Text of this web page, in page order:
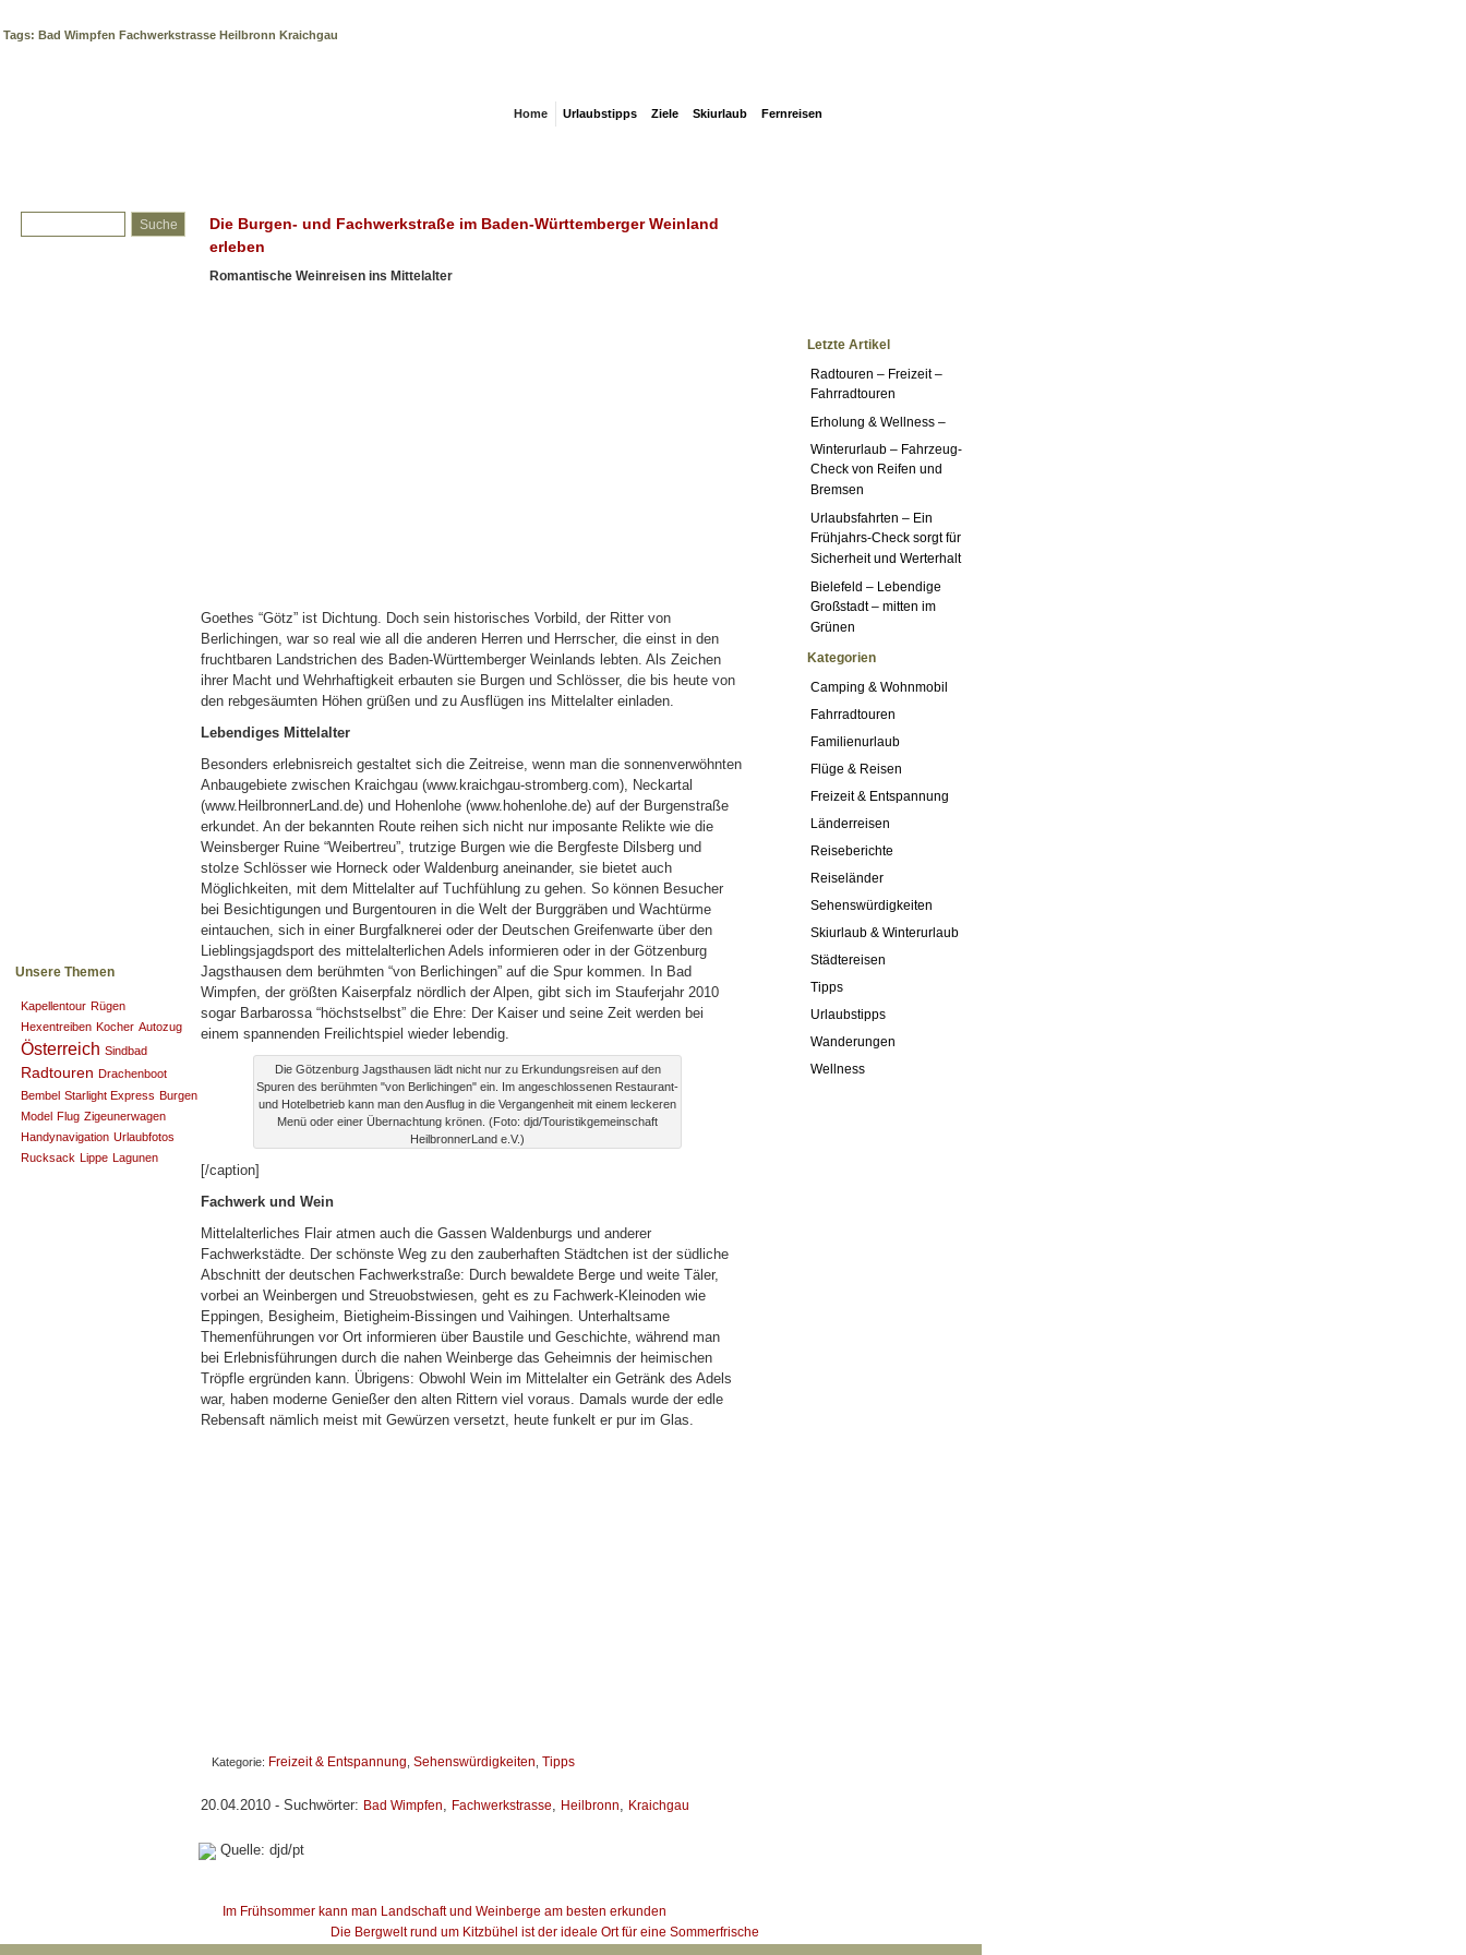
Tags: Bad Wimpfen Fachwerkstrasse Heilbronn Kraichgau
Home Urlaubstipps Ziele Skiurlaub Fernreisen
Unsere Themen
Kapellentour Rügen
Hexentreiben Kocher Autozug
Österreich Sindbad
Radtouren Drachenboot
Bembel Starlight Express Burgen
Model Flug Zigeunerwagen
Handynavigation Urlaubfotos
Rucksack Lippe Lagunen
Letzte Artikel
Radtouren – Freizeit –
Fahrradtouren
Erholung & Wellness –
Winterurlaub – Fahrzeug-
Check von Reifen und
Bremsen
Urlaubsfahrten – Ein
Frühjahrs-Check sorgt für
Sicherheit und Werterhalt
Bielefeld – Lebendige
Großstadt – mitten im
Grünen
Kategorien
Camping & Wohnmobil
Fahrradtouren
Familienurlaub
Flüge & Reisen
Freizeit & Entspannung
Länderreisen
Reiseberichte
Reiseländer
Sehenswürdigkeiten
Skiurlaub & Winterurlaub
Städtereisen
Tipps
Urlaubstipps
Wanderungen
Wellness
Die Burgen- und Fachwerkstraße im Baden-Württemberger Weinland
erleben
Romantische Weinreisen ins Mittelalter
Goethes “Götz” ist Dichtung. Doch sein historisches Vorbild, der Ritter von
Berlichingen, war so real wie all die anderen Herren und Herrscher, die einst in den
fruchtbaren Landstrichen des Baden-Württemberger Weinlands lebten. Als Zeichen
ihrer Macht und Wehrhaftigkeit erbauten sie Burgen und Schlösser, die bis heute von
den rebgesäumten Höhen grüßen und zu Ausflügen ins Mittelalter einladen.
Lebendiges Mittelalter
Besonders erlebnisreich gestaltet sich die Zeitreise, wenn man die sonnenverwöhnten
Anbaugebiete zwischen Kraichgau (www.kraichgau-stromberg.com), Neckartal
(www.HeilbronnerLand.de) und Hohenlohe (www.hohenlohe.de) auf der Burgenstraße
erkundet. An der bekannten Route reihen sich nicht nur imposante Relikte wie die
Weinsberger Ruine “Weibertreu”, trutzige Burgen wie die Bergfeste Dilsberg und
stolze Schlösser wie Horneck oder Waldenburg aneinander, sie bietet auch
Möglichkeiten, mit dem Mittelalter auf Tuchfühlung zu gehen. So können Besucher
bei Besichtigungen und Burgentouren in die Welt der Burggräben und Wachtürme
eintauchen, sich in einer Burgfalknerei oder der Deutschen Greifenwarte über den
Lieblingsjagdsport des mittelalterlichen Adels informieren oder in der Götzenburg
Jagsthausen dem berühmten “von Berlichingen” auf die Spur kommen. In Bad
Wimpfen, der größten Kaiserpfalz nördlich der Alpen, gibt sich im Stauferjahr 2010
sogar Barbarossa “höchstselbst” die Ehre: Der Kaiser und seine Zeit werden bei
einem spannenden Freilichtspiel wieder lebendig.
Die Götzenburg Jagsthausen lädt nicht nur zu Erkundungsreisen auf den
Spuren des berühmten "von Berlichingen" ein. Im angeschlossenen Restaurant-
und Hotelbetrieb kann man den Ausflug in die Vergangenheit mit einem leckeren
Menü oder einer Übernachtung krönen. (Foto: djd/Touristikgemeinschaft
HeilbronnerLand e.V.)
[/caption]
Fachwerk und Wein
Mittelalterliches Flair atmen auch die Gassen Waldenburgs und anderer
Fachwerkstädte. Der schönste Weg zu den zauberhaften Städtchen ist der südliche
Abschnitt der deutschen Fachwerkstraße: Durch bewaldete Berge und weite Täler,
vorbei an Weinbergen und Streuobstwiesen, geht es zu Fachwerk-Kleinoden wie
Eppingen, Besigheim, Bietigheim-Bissingen und Vaihingen. Unterhaltsame
Themenführungen vor Ort informieren über Baustile und Geschichte, während man
bei Erlebnisführungen durch die nahen Weinberge das Geheimnis der heimischen
Tröpfle ergründen kann. Übrigens: Obwohl Wein im Mittelalter ein Getränk des Adels
war, haben moderne Genießer den alten Rittern viel voraus. Damals wurde der edle
Rebensaft nämlich meist mit Gewürzen versetzt, heute funkelt er pur im Glas.
Kategorie: Freizeit & Entspannung Sehenswürdigkeiten Tipps
20.04.2010 - Suchwörter: Bad Wimpfen, Fachwerkstrasse, Heilbronn, Kraichgau
Quelle: djd/pt
Im Frühsommer kann man Landschaft und Weinberge am besten erkunden
Die Bergwelt rund um Kitzbühel ist der ideale Ort für eine Sommerfrische